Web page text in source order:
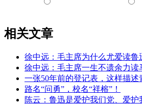
相关文章
徐中远：毛主席为什么尤爱读鲁
徐中远：毛主席一生不遗余力
一张50年前的登记表，这样描述
路名“问勇”，校名“祥榕”！
陈云：鲁迅是爱护我们党、爱